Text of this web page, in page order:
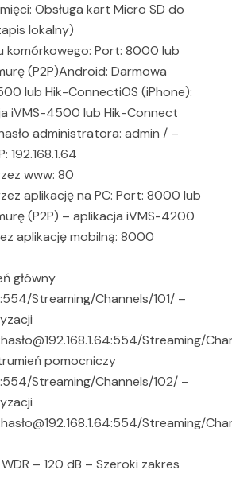
Obsługa kart Micro SD do
lokalny)
komórkowego: Port: 8000 lub
(P2P)Android: Darmowa
lub Hik-ConnectiOS (iPhone):
iVMS-4500 lub Hik-Connect
administratora: admin / –
192.168.1.64
www: 80
aplikację na PC: Port: 8000 lub
(P2P) – aplikacja iVMS-4200
aplikację mobilną: 8000
główny
Streaming/Channels/101/ –
Streaming/
pomocniczy
Streaming/Channels/102/ –
Streaming/
– 120 dB – Szeroki zakres